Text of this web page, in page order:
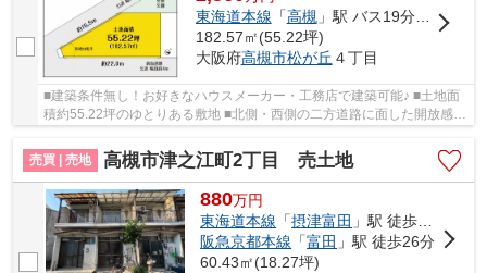
東海道本線 「高槻 」駅 バス19分 「松が丘（大阪府）」 停歩5分
182.57㎡(55.22坪)
大阪府高槻市松が丘 ４丁目
■建築条件無し！お好きなハウスメーカー・工務店で建築可能♪ ■土地面
積約55.22坪のゆとりある敷地 ■北側・西側の二方道路に面した開放感あ
売買 | 売地
高槻市津之江町2丁目 売土地
880万円
東海道本線 「摂津富田 」駅 徒歩26分
阪急京都本線 「富田 」駅 徒歩26分
60.43㎡(18.27坪)